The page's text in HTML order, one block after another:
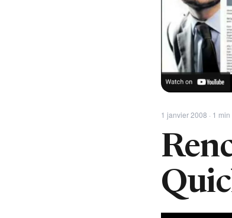
1 janvier 2008 · 1